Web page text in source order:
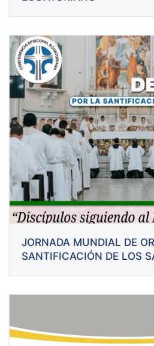
JORNADA MUNDIAL DE
SANTIFICACIÓN DE LOS